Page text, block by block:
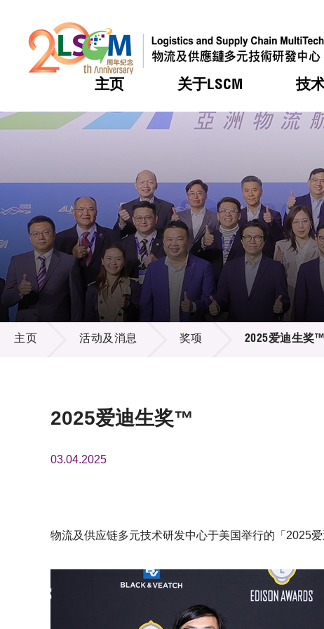
主页 关于LSCM
热门 机构简介
组织架构
组织架构
董事局
研究顾问
招标通告
供应商登
技
热门 服务
可获授
应用于
重点项目
热门 合作计划
资助计划
资助计划
税务优惠
申请
评审
征求研
项目资料
热门 活动
奖项
新闻中心
媒体报导
新闻稿
资讯中心
多媒体
热门 会籍及
会员列表
会员登入
活动及消息
主页 活动及消息 奖项 2025爱迪生奖™
2025爱迪生奖™
03.04.2025
物流及供应链多元技术研发中心于美国举行的「2025